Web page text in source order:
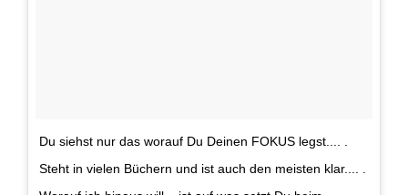
Du siehst nur das worauf Du Deinen FOKUS legst.... .
Steht in vielen Büchern und ist auch den meisten klar.... .